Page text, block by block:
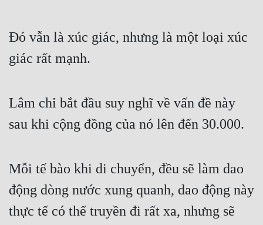
Đó vẫn là xúc giác, nhưng là một loại xúc
giác rất mạnh.
Lâm chỉ bắt đầu suy nghĩ về vấn đề này
sau khi cộng đồng của nó lên đến 30.000.
Mỗi tế bào khi di chuyển, đều sẽ làm dao
động dòng nước xung quanh, dao động này
thực tế có thể truyền đi rất xa, nhưng sẽ